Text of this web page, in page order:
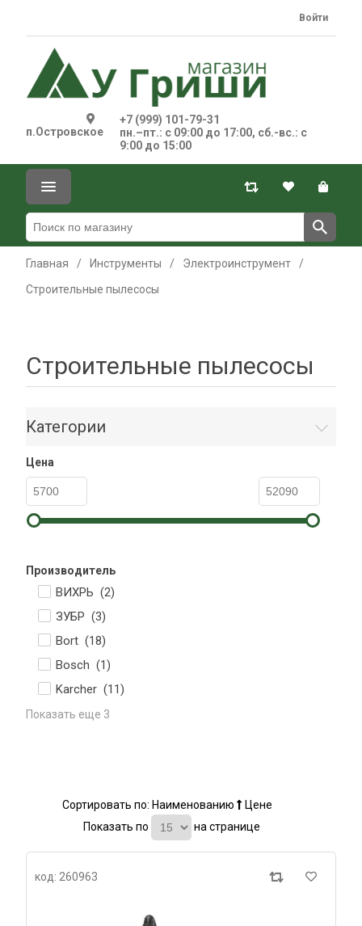
п.Островское
+7 (999) 101-79-31
пн.–пт.: с 09:00 до 17:00, сб.-вс.: с
9:00 до 15:00
Войти
Главная / Инструменты / Электроинструмент
/
Строительные пылесосы
Строительные пылесосы
Категории
Цена
Производитель
ВИХРЬ (2)
ЗУБР (3)
Bort (18)
Bosch (1)
Karcher (11)
Показать еще 3
Сортировать по: Наименованию
Цене
Показать по
на странице
код: 260963